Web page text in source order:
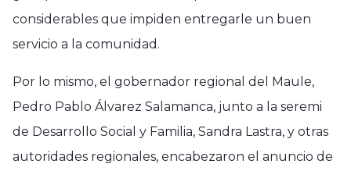
considerables que impiden entregarle un buen
servicio a la comunidad.
Por lo mismo, el gobernador regional del Maule,
Pedro Pablo Álvarez Salamanca, junto a la seremi
de Desarrollo Social y Familia, Sandra Lastra, y otras
autoridades regionales, encabezaron el anuncio de